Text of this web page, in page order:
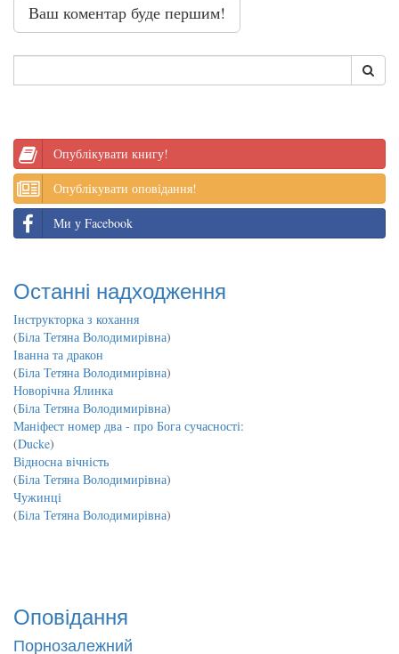
Ваш коментар буде першим!
Опублікувати книгу!
Опублікувати оповідання!
Ми у Facebook
Останні надходження
Інструкторка з кохання
(Біла Тетяна Володимирівна)
Іванна та дракон
(Біла Тетяна Володимирівна)
Новорічна Ялинка
(Біла Тетяна Володимирівна)
Маніфест номер два - про Бога сучасності:
(Ducke)
Відносна вічність
(Біла Тетяна Володимирівна)
Чужинці
(Біла Тетяна Володимирівна)
Оповідання
Порнозалежний